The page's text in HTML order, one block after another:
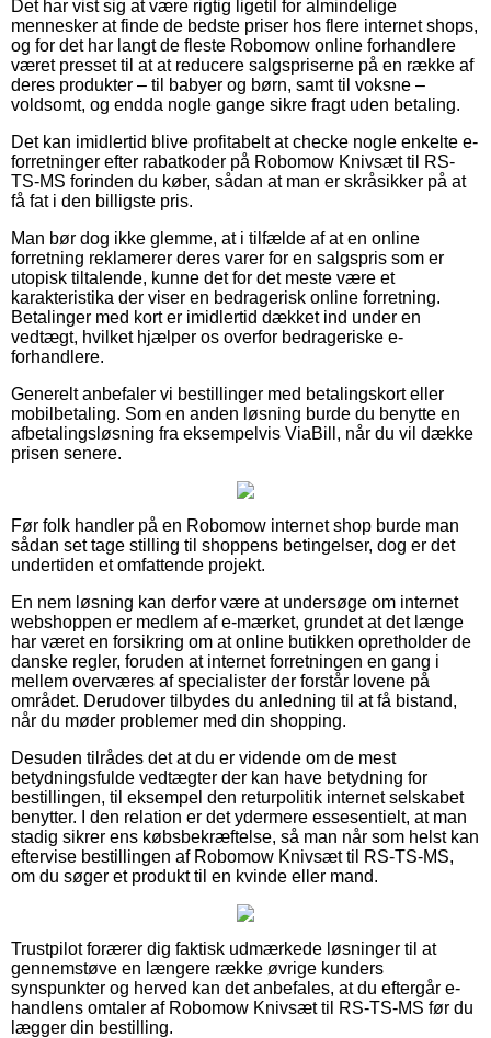
Det har vist sig at være rigtig ligetil for almindelige
mennesker at finde de bedste priser hos flere internet shops,
og for det har langt de fleste Robomow online forhandlere
været presset til at at reducere salgspriserne på en række af
deres produkter – til babyer og børn, samt til voksne –
voldsomt, og endda nogle gange sikre fragt uden betaling.
Det kan imidlertid blive profitabelt at checke nogle enkelte e-
forretninger efter rabatkoder på Robomow Knivsæt til RS-
TS-MS forinden du køber, sådan at man er skråsikker på at
få fat i den billigste pris.
Man bør dog ikke glemme, at i tilfælde af at en online
forretning reklamerer deres varer for en salgspris som er
utopisk tiltalende, kunne det for det meste være et
karakteristika der viser en bedragerisk online forretning.
Betalinger med kort er imidlertid dækket ind under en
vedtægt, hvilket hjælper os overfor bedrageriske e-
forhandlere.
Generelt anbefaler vi bestillinger med betalingskort eller
mobilbetaling. Som en anden løsning burde du benytte en
afbetalingsløsning fra eksempelvis ViaBill, når du vil dække
prisen senere.
Før folk handler på en Robomow internet shop burde man
sådan set tage stilling til shoppens betingelser, dog er det
undertiden et omfattende projekt.
En nem løsning kan derfor være at undersøge om internet
webshoppen er medlem af e-mærket, grundet at det længe
har været en forsikring om at online butikken opretholder de
danske regler, foruden at internet forretningen en gang i
mellem overværes af specialister der forstår lovene på
området. Derudover tilbydes du anledning til at få bistand,
når du møder problemer med din shopping.
Desuden tilrådes det at du er vidende om de mest
betydningsfulde vedtægter der kan have betydning for
bestillingen, til eksempel den returpolitik internet selskabet
benytter. I den relation er det ydermere essesentielt, at man
stadig sikrer ens købsbekræftelse, så man når som helst kan
eftervise bestillingen af Robomow Knivsæt til RS-TS-MS,
om du søger et produkt til en kvinde eller mand.
Trustpilot forærer dig faktisk udmærkede løsninger til at
gennemstøve en længere række øvrige kunders
synspunkter og herved kan det anbefales, at du eftergår e-
handlens omtaler af Robomow Knivsæt til RS-TS-MS før du
lægger din bestilling.